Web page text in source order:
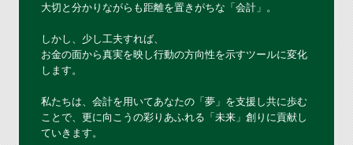
大切と分かりながらも距離を置きがちな「会計」。
しかし、少し工夫すれば、
お金の面から真実を映し行動の方向性を示すツールに変化
します。
私たちは、会計を用いてあなたの「夢」を支援し共に歩む
ことで、更に向こうの彩りあふれる「未来」創りに貢献し
ていきます。